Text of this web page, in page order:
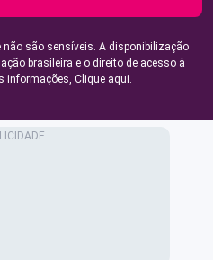
são sensíveis. A disponibilização
brasileira e o direito de acesso à
informações, Clique aqui.